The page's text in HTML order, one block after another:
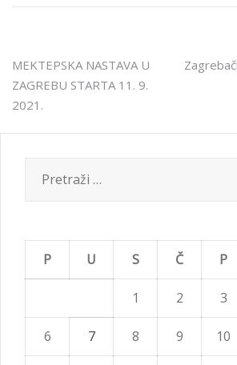
Navigacija
objava
MEKTEPSKA NASTAVA U
ZAGREBU STARTA 11. 9.
2021.
P U S Č P
1 2 3
6 7 8 9 10